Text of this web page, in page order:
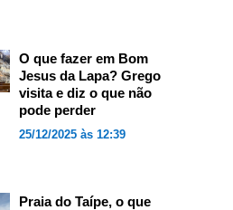
O que fazer em Bom
Jesus da Lapa? Grego
visita e diz o que não
pode perder
25/12/2025 às 12:39
Praia do Taípe, o que